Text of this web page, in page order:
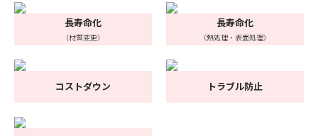
長寿命化
（材質変更）
長寿命化
（熱処理・表面処理）
コストダウン トラブル防止